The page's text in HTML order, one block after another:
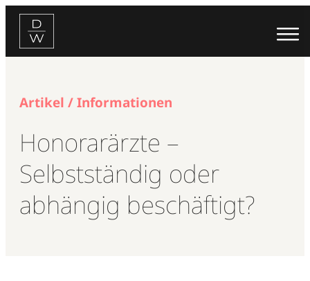
Zum
Inhalt
springen
Artikel / Informationen
Honorarärzte –
Selbstständig oder
abhängig beschäftigt?